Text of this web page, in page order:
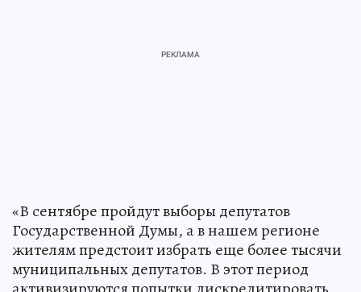
«В сентябре пройдут выборы депутатов
Государственной Думы, а в нашем регионе
жителям предстоит избрать еще более тысячи
муниципальных депутатов. В этот период